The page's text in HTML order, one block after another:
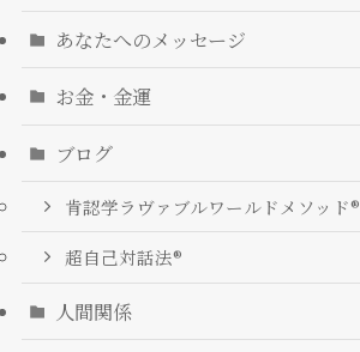
あなたへのメッセージ
お金・金運
ブログ
肯認学ラヴァブルワールドメソッド®
超自己対話法®︎
人間関係